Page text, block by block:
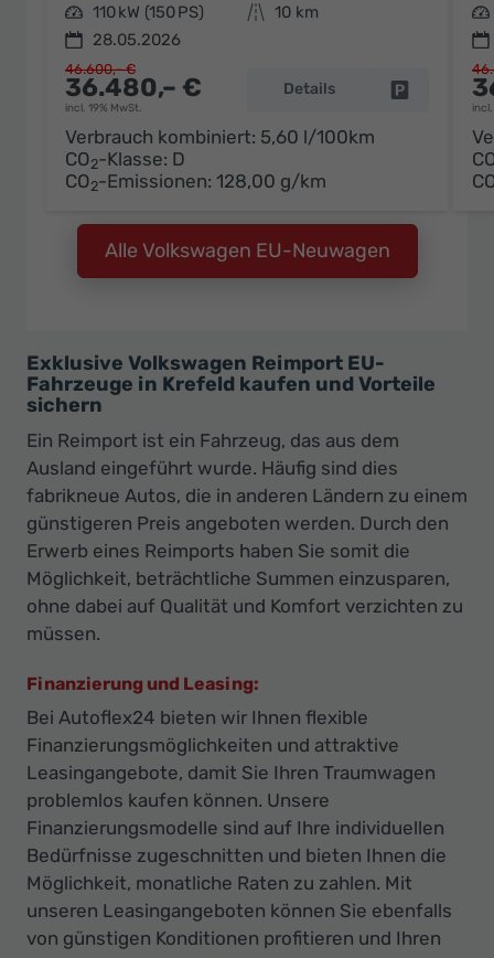
Leistung 110 kW (150 PS) Kilometerstand 10 km
28.05.2026
36.480,– €
incl. 19% MwSt.
46.600,– €
Details Fahrzeug
Verbrauch kombiniert: 5,60 l/100km
CO2-Klasse: D
CO2-Emissionen: 128,00 g/km
Leistung
Alle Volkswagen EU-Neuwagen
Exklusive Volkswagen Reimport EU-
Fahrzeuge in Krefeld kaufen und Vorteile
sichern
Ein Reimport ist ein Fahrzeug, das aus dem
Ausland eingeführt wurde. Häufig sind dies
fabrikneue Autos, die in anderen Ländern zu einem
günstigeren Preis angeboten werden. Durch den
Erwerb eines Reimports haben Sie somit die
Möglichkeit, beträchtliche Summen einzusparen,
ohne dabei auf Qualität und Komfort verzichten zu
müssen.
Finanzierung und Leasing:
Bei Autoflex24 bieten wir Ihnen flexible
Finanzierungsmöglichkeiten und attraktive
Leasingangebote, damit Sie Ihren Traumwagen
problemlos kaufen können. Unsere
Finanzierungsmodelle sind auf Ihre individuellen
Bedürfnisse zugeschnitten und bieten Ihnen die
Möglichkeit, monatliche Raten zu zahlen. Mit
unseren Leasingangeboten können Sie ebenfalls
von günstigen Konditionen profitieren und Ihren